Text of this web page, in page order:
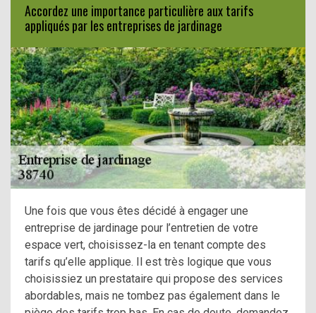
Accordez une importance particulière aux tarifs
appliqués par les entreprises de jardinage
Une fois que vous êtes décidé à engager une
entreprise de jardinage pour l’entretien de votre
espace vert, choisissez-la en tenant compte des
tarifs qu’elle applique. Il est très logique que vous
choisissiez un prestataire qui propose des services
abordables, mais ne tombez pas également dans le